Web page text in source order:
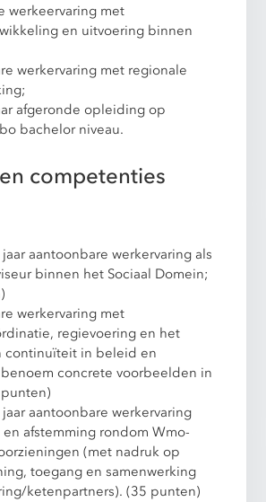
werkeervaring met
en uitvoering binnen
werkervaring met regionale
afgeronde opleiding op
bachelor niveau.
competenties
aantoonbare werkervaring als
binnen het Sociaal Domein;
werkervaring met
regievoering en het
continuïteit in beleid en
concrete voorbeelden in
aantoonbare werkervaring
afstemming rondom Wmo-
(met nadruk op
toegang en samenwerking
ketenpartners). (35 punten)